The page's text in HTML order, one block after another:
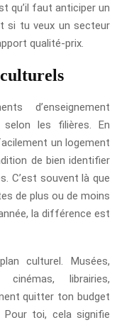
qu’il faut anticiper un
si tu veux un secteur
qualité-prix.
d’enseignement
les filières. En
un logement
de bien identifier
C’est souvent là que
de plus ou de moins
la différence est
culturel. Musées,
cinémas, librairies,
quitter ton budget
toi, cela signifie